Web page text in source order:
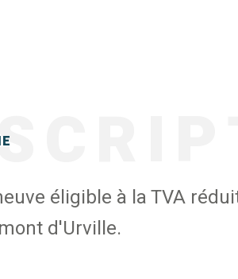
éligible à la TVA
d'Urville.